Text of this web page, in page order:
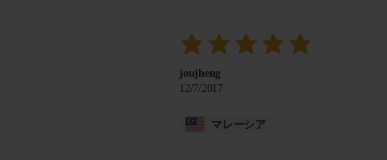
joujheng
12/7/2017
マレーシア